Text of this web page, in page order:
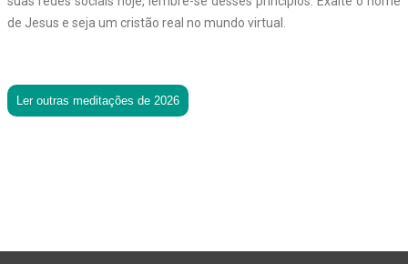
de Jesus e seja um cristão real no mundo virtual.
Ler outras meditações de 2026